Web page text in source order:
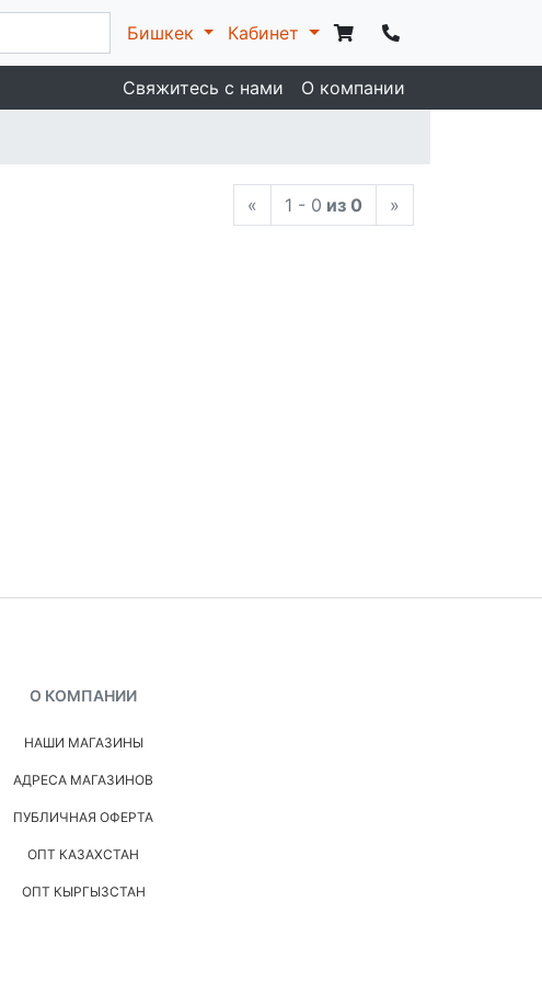
Бишкек Кабинет
Свяжитесь с нами О компании
« 1 - 0 из 0 »
О КОМПАНИИ
НАШИ МАГАЗИНЫ
АДРЕСА МАГАЗИНОВ
ПУБЛИЧНАЯ ОФЕРТА
ОПТ КАЗАХСТАН
ОПТ КЫРГЫЗСТАН